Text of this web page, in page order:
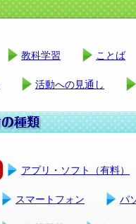
教科学習 ことば
活動への見通し
アプリ・ソフト（有料）
スマートフォン パ